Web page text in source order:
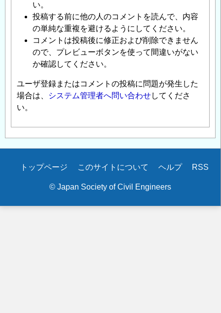
い。
投稿する前に他の人のコメントを読んで、内容
の単純な重複を避けるようにしてください。
コメントは投稿後に修正および削除できません
ので、プレビューボタンを使って間違いがない
か確認してください。
ユーザ登録またはコメントの投稿に問題が発生した
場合は、
システム管理者へ問い合わせしてくださ
い。
Secondary
トップページ このサイトについて ヘルプ RSS
© Japan Society of Civil Engineers